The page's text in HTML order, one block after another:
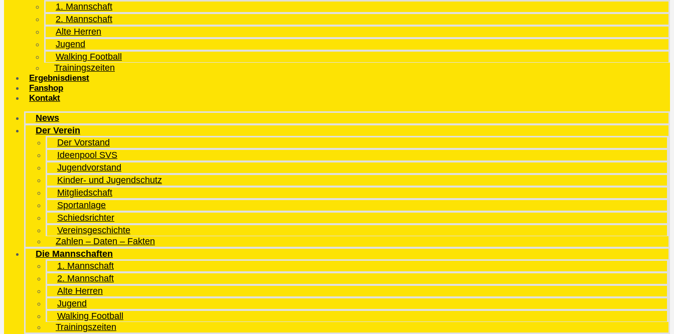
1. Mannschaft
2. Mannschaft
Alte Herren
Jugend
Walking Football
Trainingszeiten
Ergebnisdienst
Fanshop
Kontakt
News
Der Verein
Der Vorstand
Ideenpool SVS
Jugendvorstand
Kinder- und Jugendschutz
Mitgliedschaft
Sportanlage
Schiedsrichter
Vereinsgeschichte
Zahlen – Daten – Fakten
Die Mannschaften
1. Mannschaft
2. Mannschaft
Alte Herren
Jugend
Walking Football
Trainingszeiten